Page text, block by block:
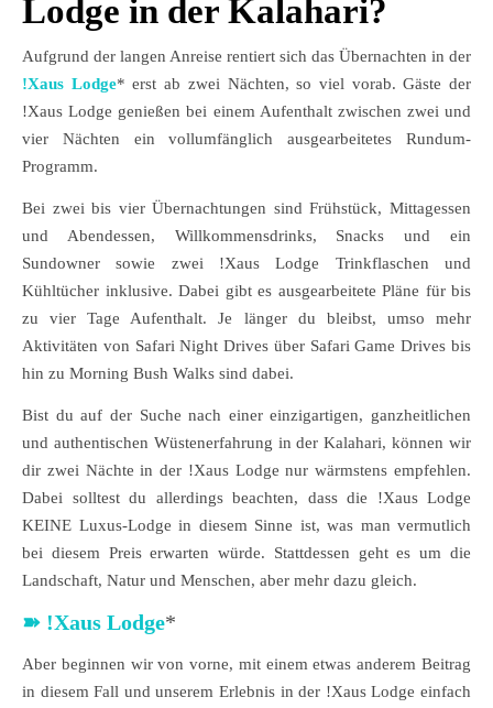
Lodge in der Kalahari?
Aufgrund der langen Anreise rentiert sich das Übernachten in der
!Xaus Lodge* erst ab zwei Nächten, so viel vorab. Gäste der
!Xaus Lodge genießen bei einem Aufenthalt zwischen zwei und
vier Nächten ein vollumfänglich ausgearbeitetes Rundum-
Programm.
Bei zwei bis vier Übernachtungen sind Frühstück, Mittagessen
und Abendessen, Willkommensdrinks, Snacks und ein
Sundowner sowie zwei !Xaus Lodge Trinkflaschen und
Kühltücher inklusive. Dabei gibt es ausgearbeitete Pläne für bis
zu vier Tage Aufenthalt. Je länger du bleibst, umso mehr
Aktivitäten von Safari Night Drives über Safari Game Drives bis
hin zu Morning Bush Walks sind dabei.
Bist du auf der Suche nach einer einzigartigen, ganzheitlichen
und authentischen Wüstenerfahrung in der Kalahari, können wir
dir zwei Nächte in der !Xaus Lodge nur wärmstens empfehlen.
Dabei solltest du allerdings beachten, dass die !Xaus Lodge
KEINE Luxus-Lodge in diesem Sinne ist, was man vermutlich
bei diesem Preis erwarten würde. Stattdessen geht es um die
Landschaft, Natur und Menschen, aber mehr dazu gleich.
➽ !Xaus Lodge*
Aber beginnen wir von vorne, mit einem etwas anderem Beitrag
in diesem Fall und unserem Erlebnis in der !Xaus Lodge einfach